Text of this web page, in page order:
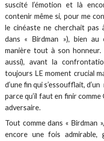
suscité l’émotion et là
contenir même si, pour me
le cinéaste ne cherchait
dans « Birdman »), bien au
manière tout à son
aussi), avant la
toujours LE moment crucial
d’une fin qui s’essoufflait,
parce qu’il faut en finir
adversaire.
Tout comme dans « Birdman
encore une fois admirable,